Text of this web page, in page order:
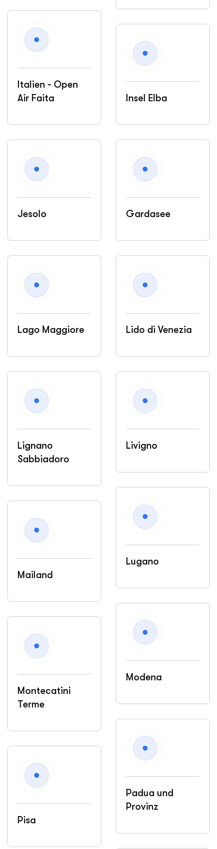
Italien - Open
Air Faita
Insel Elba
Jesolo Gardasee
Lago Maggiore Lido di Venezia
Lignano
Sabbiadoro
Livigno
Lugano
Mailand
Modena
Montecatini
Terme
Padua und
Provinz
Pisa